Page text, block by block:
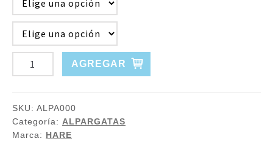
ALPARGATA
GOMA
cantidad
AGREGAR
SKU: ALPA000
Categoría: ALPARGATAS
Marca: HARE